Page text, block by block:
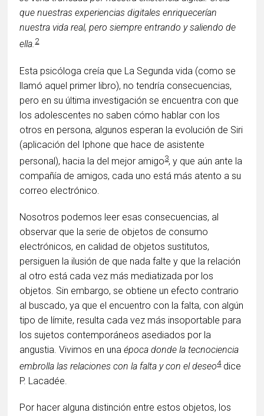
que nuestras experiencias digitales enriquecerían
nuestra vida real, pero siempre entrando y saliendo de
ella.2
Esta psicóloga creía que La Segunda vida (como se
llamó aquel primer libro), no tendría consecuencias,
pero en su última investigación se encuentra con que
los adolescentes no saben cómo hablar con los
otros en persona, algunos esperan la evolución de Siri
(aplicación del Iphone que hace de asistente
personal), hacia la del mejor amigo3, y que aún ante la
compañía de amigos, cada uno está más atento a su
correo electrónico.
Nosotros podemos leer esas consecuencias, al
observar que la serie de objetos de consumo
electrónicos, en calidad de objetos sustitutos,
persiguen la ilusión de que nada falte y que la relación
al otro está cada vez más mediatizada por los
objetos. Sin embargo, se obtiene un efecto contrario
al buscado, ya que el encuentro con la falta, con algún
tipo de límite, resulta cada vez más insoportable para
los sujetos contemporáneos asediados por la
angustia. Vivimos en unaépoca donde la tecnociencia
embrolla las relaciones con la falta y con el deseo4dice
P. Lacadée.
Por hacer alguna distinción entre estos objetos, los